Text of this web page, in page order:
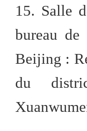
15. Salle
bureau
Beijing :
du